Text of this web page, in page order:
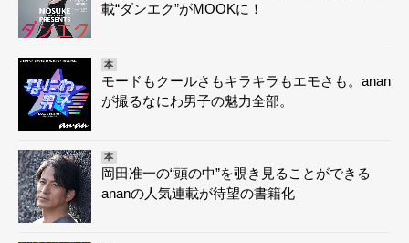
載“ダンエク”がMOOKに！
本
モードもクールさもキラキラもエモさも。anan
が撮るなにわ男子の魅力全部。
本
岡田准一の“頭の中”を覗き見ることができる
ananの人気連載が待望の書籍化